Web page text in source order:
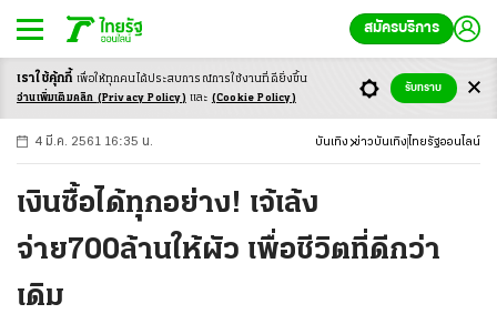
สมัครบริการ
-ก ก ก+
4 มี.ค. 2561 16:35 น. บันเทิง ข่าวบันเทิง ไทยรัฐออนไลน์
เงินซื้อได้ทุกอย่าง! เจ้เล้ง
จ่าย700ล้านให้ผัว เพื่อชีวิตที่ดีกว่า
เดิม
เราใช้คุ้กกี้ เพื่อให้ทุกคนได้ประสบการณ์การใช้งานที่ดียิ่งขึ้น
อ่านเพิ่มเติมคลิก (Privacy Policy) และ (Cookie Policy)
รับทราบ